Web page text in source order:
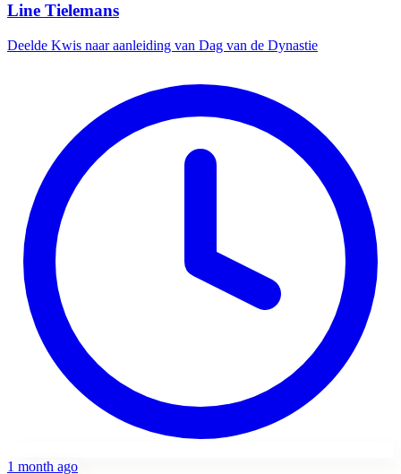
Line Tielemans
Deelde Kwis naar aanleiding van Dag van de Dynastie
1 month ago